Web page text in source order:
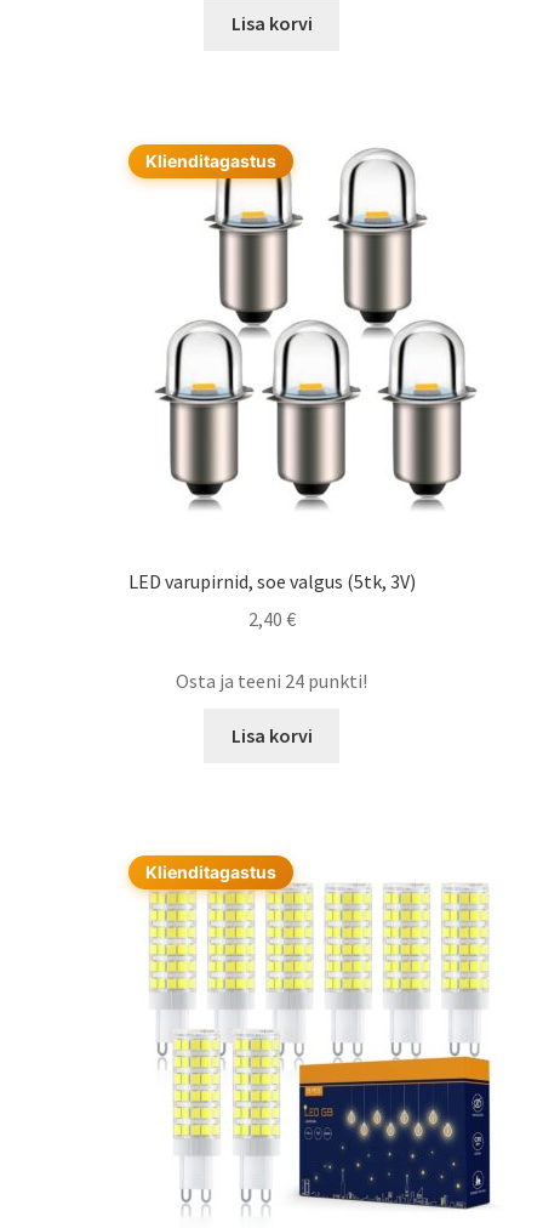
Lisa korvi
Klienditagastus
LED varupirnid, soe valgus (5tk, 3V)
2,40 €
Osta ja teeni 24 punkti!
Lisa korvi
Klienditagastus